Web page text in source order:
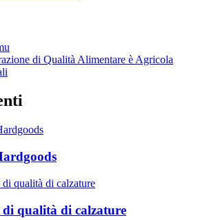
di Qualità Alimentare è Agricola
di qualità di calzature